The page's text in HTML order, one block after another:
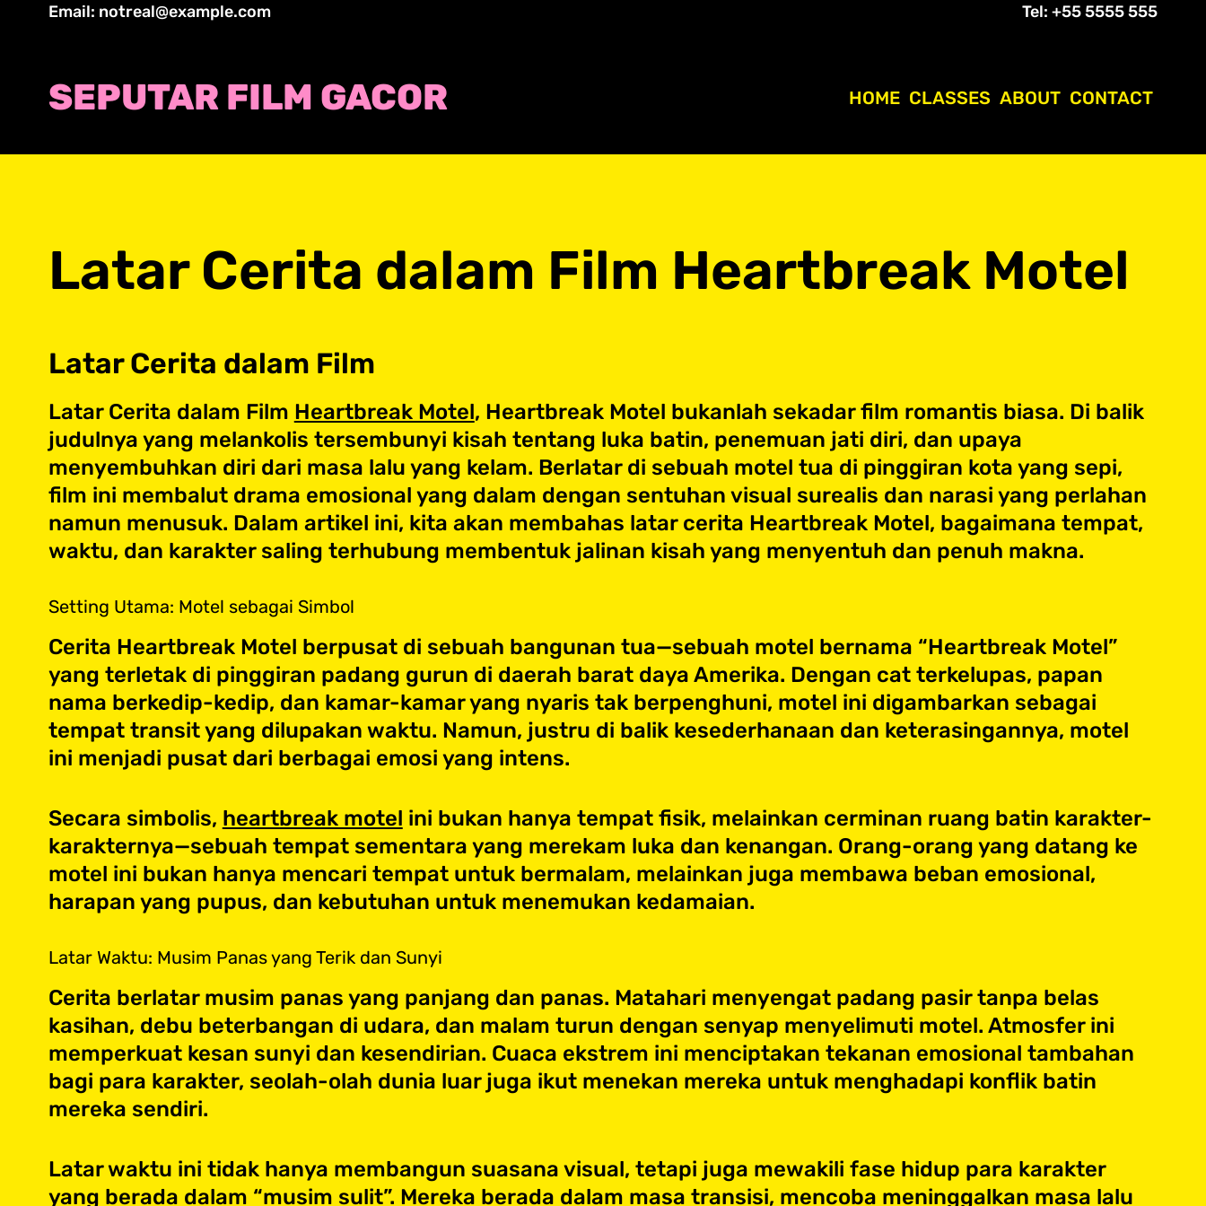
Email: notreal@example.com Tel: +55 5555 555
SEPUTAR FILM GACOR HOME CLASSES ABOUT CONTACT
Latar Cerita dalam Film Heartbreak Motel
Latar Cerita dalam Film
Latar Cerita dalam Film Heartbreak Motel, Heartbreak Motel bukanlah sekadar film romantis biasa. Di balik
judulnya yang melankolis tersembunyi kisah tentang luka batin, penemuan jati diri, dan upaya
menyembuhkan diri dari masa lalu yang kelam. Berlatar di sebuah motel tua di pinggiran kota yang sepi,
film ini membalut drama emosional yang dalam dengan sentuhan visual surealis dan narasi yang perlahan
namun menusuk. Dalam artikel ini, kita akan membahas latar cerita Heartbreak Motel, bagaimana tempat,
waktu, dan karakter saling terhubung membentuk jalinan kisah yang menyentuh dan penuh makna.
Setting Utama: Motel sebagai Simbol
Cerita Heartbreak Motel berpusat di sebuah bangunan tua—sebuah motel bernama “Heartbreak Motel”
yang terletak di pinggiran padang gurun di daerah barat daya Amerika. Dengan cat terkelupas, papan
nama berkedip-kedip, dan kamar-kamar yang nyaris tak berpenghuni, motel ini digambarkan sebagai
tempat transit yang dilupakan waktu. Namun, justru di balik kesederhanaan dan keterasingannya, motel
ini menjadi pusat dari berbagai emosi yang intens.
Secara simbolis, heartbreak motel ini bukan hanya tempat fisik, melainkan cerminan ruang batin karakter-
karakternya—sebuah tempat sementara yang merekam luka dan kenangan. Orang-orang yang datang ke
motel ini bukan hanya mencari tempat untuk bermalam, melainkan juga membawa beban emosional,
harapan yang pupus, dan kebutuhan untuk menemukan kedamaian.
Latar Waktu: Musim Panas yang Terik dan Sunyi
Cerita berlatar musim panas yang panjang dan panas. Matahari menyengat padang pasir tanpa belas
kasihan, debu beterbangan di udara, dan malam turun dengan senyap menyelimuti motel. Atmosfer ini
memperkuat kesan sunyi dan kesendirian. Cuaca ekstrem ini menciptakan tekanan emosional tambahan
bagi para karakter, seolah-olah dunia luar juga ikut menekan mereka untuk menghadapi konflik batin
mereka sendiri.
Latar waktu ini tidak hanya membangun suasana visual, tetapi juga mewakili fase hidup para karakter
yang berada dalam “musim sulit”. Mereka berada dalam masa transisi, mencoba meninggalkan masa lalu